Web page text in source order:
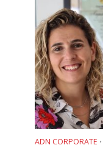
ADN CORPORATE •